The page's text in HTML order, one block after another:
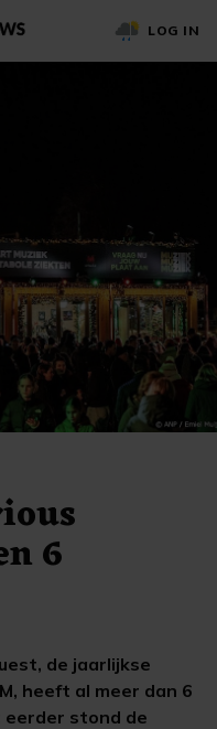
LOG IN
6
de jaarlijkse
heeft al meer dan 6
eerder stond de